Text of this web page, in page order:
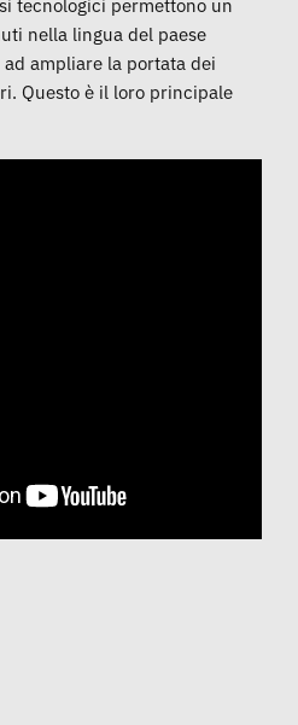
nella lingua del paese
ampliare la portata dei
Questo è il loro principale